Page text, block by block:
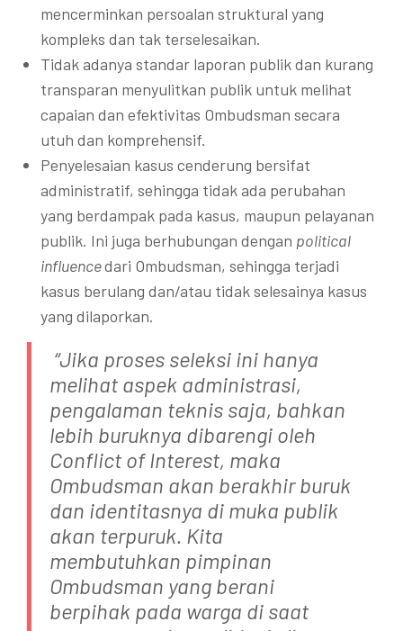
mencerminkan persoalan struktural yang
kompleks dan tak terselesaikan.
Tidak adanya standar laporan publik dan kurang
transparan menyulitkan publik untuk melihat
capaian dan efektivitas Ombudsman secara
utuh dan komprehensif.
Penyelesaian kasus cenderung bersifat
administratif, sehingga tidak ada perubahan
yang berdampak pada kasus, maupun pelayanan
publik. Ini juga berhubungan dengan political
influencedari Ombudsman, sehingga terjadi
kasus berulang dan/atau tidak selesainya kasus
yang dilaporkan.
“Jika proses seleksi ini hanya
melihat aspek administrasi,
pengalaman teknis saja, bahkan
lebih buruknya dibarengi oleh
Conflict of Interest, maka
Ombudsman akan berakhir buruk
dan identitasnya di muka publik
akan terpuruk. Kita
membutuhkan pimpinan
Ombudsman yang berani
berpihak pada warga di saat